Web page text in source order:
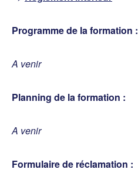
Programme de la formation :
A venir
Planning de la formation :
A venir
Formulaire de réclamation :